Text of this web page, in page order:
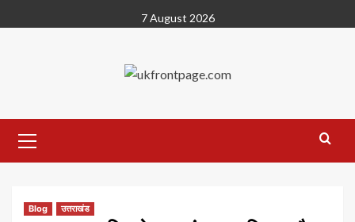
to
7 August 2026
Menu
Blog उत्तराखंड